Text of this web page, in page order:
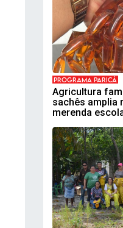
PROGRAMA PARICÁ
Agricultura
sachês amplia
merenda